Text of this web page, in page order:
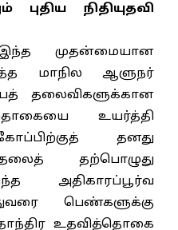
புதிய நிதியுதவி
இந்த முதன்மையான
மாநில ஆளுநர்
தலைவிகளுக்கான
உயர்த்தி
தனது
தற்பொழுது
அதிகாரப்பூர்வ
பெண்களுக்கு
உதவித்தொகை